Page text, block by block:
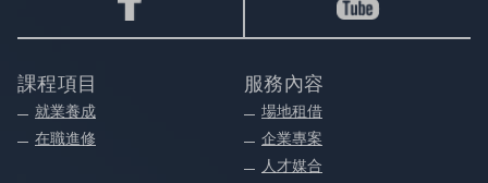
課程項目
就業養成
在職進修
服務內容
場地租借
企業專案
人才媒合